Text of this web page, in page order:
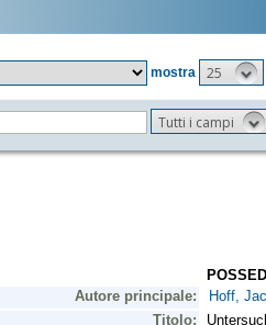
mostra
25
Tutti i campi